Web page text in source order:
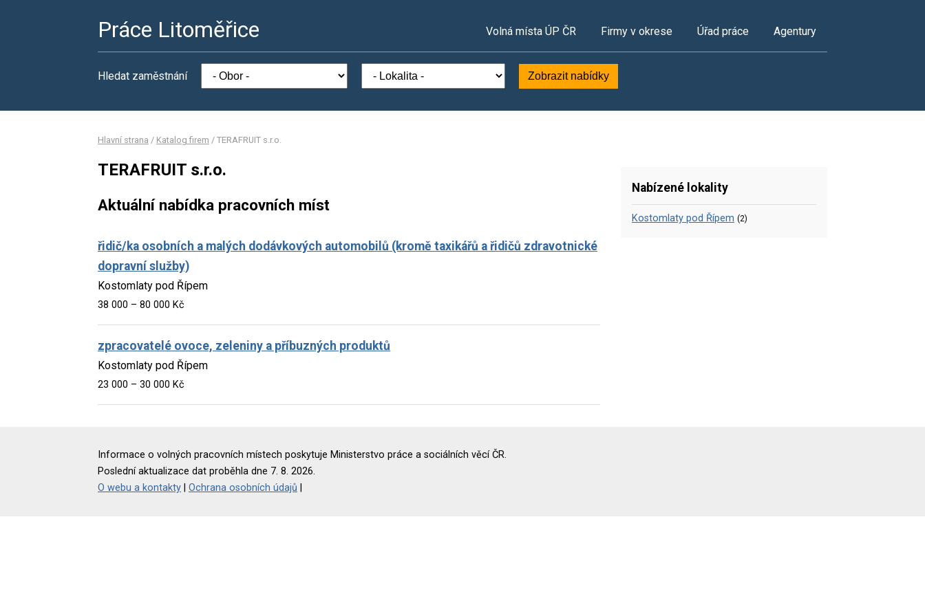
Práce Litoměřice Volná místa ÚP ČR Firmy v okrese Úřad práce Agentury
Hledat zaměstnání Zobrazit nabídky
Hlavní strana / Katalog firem / TERAFRUIT s.r.o.
TERAFRUIT s.r.o.
Aktuální nabídka pracovních míst
řidič/ka osobních a malých dodávkových automobilů (kromě taxikářů a řidičů zdravotnické
dopravní služby)
Kostomlaty pod Řípem
38 000 – 80 000 Kč
zpracovatelé ovoce, zeleniny a příbuzných produktů
Kostomlaty pod Řípem
23 000 – 30 000 Kč
Nabízené lokality
Kostomlaty pod Řípem (2)
Informace o volných pracovních místech poskytuje Ministerstvo práce a sociálních věcí ČR.
Poslední aktualizace dat proběhla dne 7. 8. 2026.
O webu a kontakty
Ochrana osobních údajů